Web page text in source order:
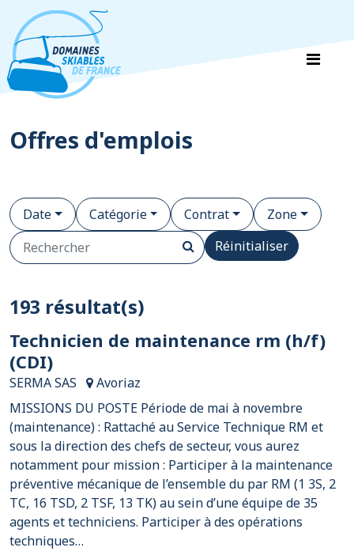
Offres d'emplois
Date Catégorie Contrat
Zone
Réinitialiser
193 résultat(s)
Technicien de maintenance rm (h/f)
(CDI)
SERMA SAS
Avoriaz
MISSIONS DU POSTE Période de mai à novembre
(maintenance) : Rattaché au Service Technique RM et
sous la direction des chefs de secteur, vous aurez
notamment pour mission : Participer à la maintenance
préventive mécanique de l’ensemble du par RM (1 3S, 2
TC, 16 TSD, 2 TSF, 13 TK) au sein d’une équipe de 35
agents et techniciens. Participer à des opérations
techniques…
Panneau de gestion des cookies